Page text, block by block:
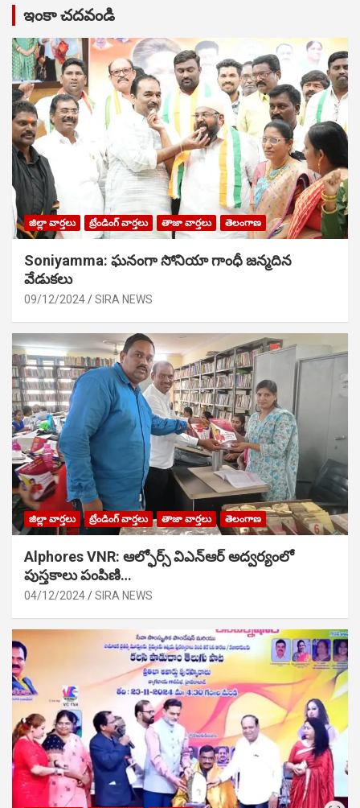
ఇంకా చదవండి
జిల్లా వార్తలు ట్రేండింగ్ వార్తలు తాజా వార్తలు తెలంగాణ
Soniyamma: ఘ‌నంగా సోనియా గాంధీ జ‌న్మ‌దిన
వేడుక‌లు
09/12/2024 SIRA NEWS
జిల్లా వార్తలు ట్రేండింగ్ వార్తలు తాజా వార్తలు తెలంగాణ
Alphores VNR: ఆల్ఫోర్స్ విఎన్ఆర్ అద్వర్యంలో
పుస్తకాలు పంపిణి…
04/12/2024 SIRA NEWS